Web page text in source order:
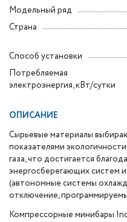
Модельный ряд
Страна
Способ установки
Потребляемая
электроэнергия, кВт/сутки
ОПИСАНИЕ
Сырьевые материалы
показателями
газа, что достигается
энергосберегающих систем
(автономные системы
отключение,
Компрессорные минибары